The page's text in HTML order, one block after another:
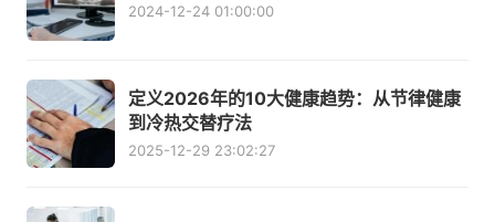
2024-12-24 01:00:00
定义2026年的10大健康趋势：从节律健康
到冷热交替疗法
2025-12-29 23:02:27